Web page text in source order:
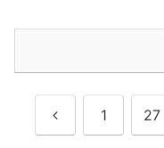
前 1 27